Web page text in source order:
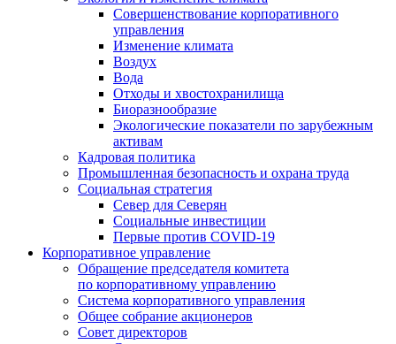
Совершенствование корпоративного
управления
Изменение климата
Воздух
Вода
Отходы и хвостохранилища
Биоразнообразие
Экологические показатели по зарубежным
активам
Кадровая политика
Промышленная безопасность и охрана труда
Социальная стратегия
Север для Северян
Социальные инвестиции
Первые против COVID‑19
Корпоративное управление
Обращение председателя комитета
по корпоративному управлению
Система корпоративного управления
Общее собрание акционеров
Совет директоров